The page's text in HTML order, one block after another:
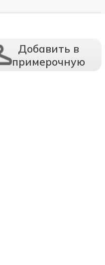
Добавить в
примерочную